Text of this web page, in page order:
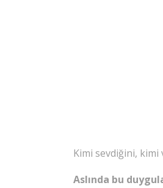
Kimi sevdiğini, kimi
Aslında bu